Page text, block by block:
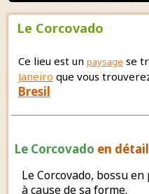
Le Corcovado
Ce lieu est un paysage se
Janeiro que vous
Bresil
Le Corcovado en détail
Le Corcovado, bossu
à cause de sa forme.